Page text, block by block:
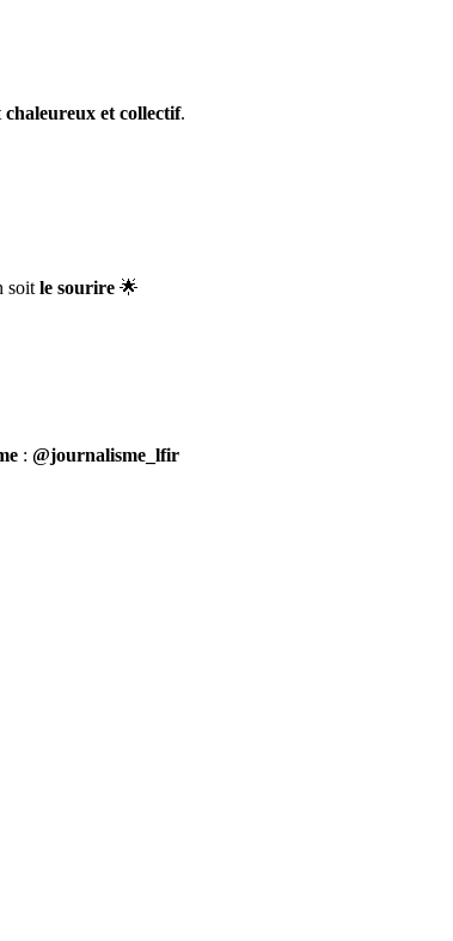
chaleureux et collectif.
soit le sourire 🌟
: @journalisme_lfir